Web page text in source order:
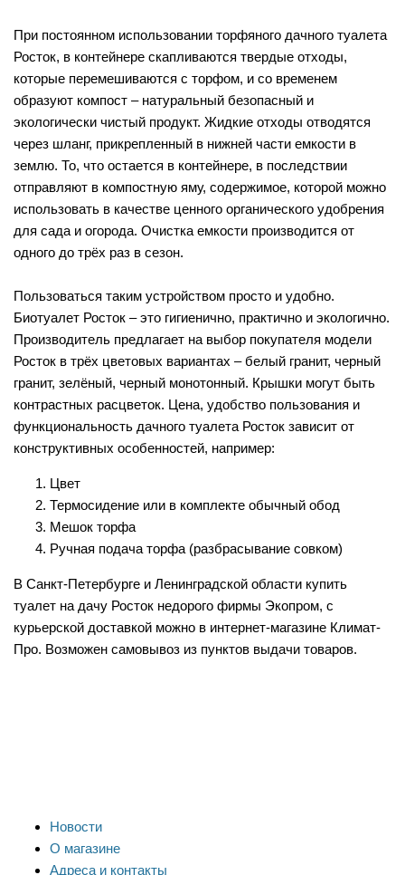
При постоянном использовании торфяного дачного туалета
Росток, в контейнере скапливаются твердые отходы,
которые перемешиваются с торфом, и со временем
образуют компост – натуральный безопасный и
экологически чистый продукт. Жидкие отходы отводятся
через шланг, прикрепленный в нижней части емкости в
землю. То, что остается в контейнере, в последствии
отправляют в компостную яму, содержимое, которой можно
использовать в качестве ценного органического удобрения
для сада и огорода. Очистка емкости производится от
одного до трёх раз в сезон.
Пользоваться таким устройством просто и удобно.
Биотуалет Росток – это гигиенично, практично и экологично.
Производитель предлагает на выбор покупателя модели
Росток в трёх цветовых вариантах – белый гранит, черный
гранит, зелёный, черный монотонный. Крышки могут быть
контрастных расцветок. Цена, удобство пользования и
функциональность дачного туалета Росток зависит от
конструктивных особенностей, например:
Цвет
Термосидение или в комплекте обычный обод
Мешок торфа
Ручная подача торфа (разбрасывание совком)
В Санкт-Петербурге и Ленинградской области купить
туалет на дачу Росток недорого фирмы Экопром, с
курьерской доставкой можно в интернет-магазине Климат-
Про. Возможен самовывоз из пунктов выдачи товаров.
Новости
О магазине
Адреса и контакты